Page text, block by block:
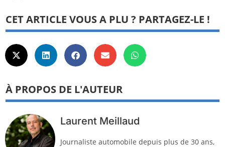
CET ARTICLE VOUS A PLU ? PARTAGEZ-LE !
À PROPOS DE L'AUTEUR
Laurent Meillaud
Journaliste automobile depuis plus de 30 ans,